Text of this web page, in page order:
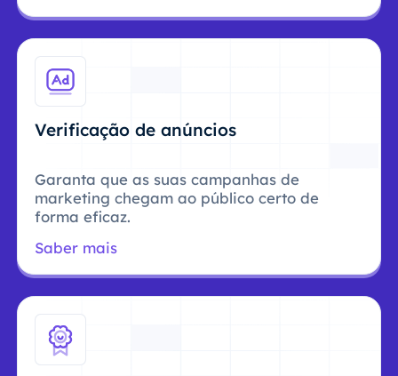
Verificação de anúncios
Garanta que as suas campanhas de
marketing chegam ao público certo de
forma eficaz.
Saber mais